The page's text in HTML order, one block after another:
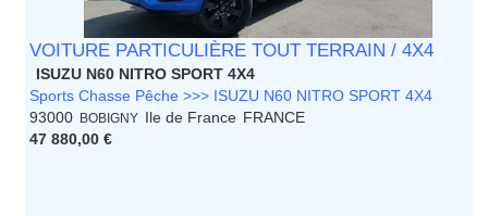
VOITURE PARTICULIÈRE TOUT TERRAIN / 4X4
ISUZU N60 NITRO SPORT 4X4
Sports Chasse Pêche >>> ISUZU N60 NITRO SPORT 4X4
93000
BOBIGNY Ile de France FRANCE
47 880,00 €